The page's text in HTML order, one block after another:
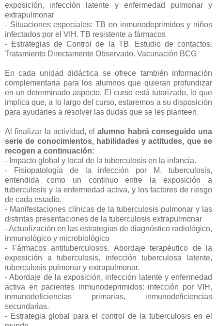
exposición, infección latente y enfermedad pulmonar y
extrapulmonar
- Situaciones especiales: TB en inmunodeprimidos y niños
infectados por el VIH. TB resistente a fármacos
- Estrategias de Control de la TB. Estudio de contactos.
Tratamiento Directamente Observado. Vacunación BCG
En cada unidad didáctica se ofrece también información
complementaria para los alumnos que quieran profundizar
en un determinado aspecto. El curso está tutorizado, lo que
implica que, a lo largo del curso, estaremos a su disposición
para ayudarles a resolver las dudas que se les planteen.
Al finalizar la actividad, elalumno habrá conseguido una
serie de conocimientos, habilidades y actitudes, que se
recogen a continuación:
- Impacto global y local de la tuberculosis en la infancia.
- Fisiopatología de la infección por M. tuberculosis,
entendida como un continuo entre la exposición a
tuberculosis y la enfermedad activa, y los factores de riesgo
de cada estadío.
- Manifestaciones clínicas de la tuberculosis pulmonar y las
distintas presentaciones de la tuberculosis extrapulmonar
- Actualización en las estrategias de diagnóstico radiológico,
inmunológico y microbiológico
- Fármacos antituberculosos. Abordaje terapéutico de la
exposición a tuberculosis, infección tuberculosa latente,
tuberculosis pulmonar y extrapulmonar.
- Abordaje de la exposición, infección latente y enfermedad
activa en pacientes inmunodeprimidos: infección por VIH,
inmunodeficiencias primarias, inmunodeficiencias
secundarias.
- Estrategia global para el control de la tuberculosis en el